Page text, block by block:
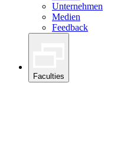
Unternehmen
Medien
Feedback
Faculties